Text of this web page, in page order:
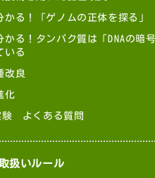
かる！「ゲノムの正体を探る」
かる！タンパク質は「DNAの暗号
いる
改良
化
験 よくある質問
扱いルール